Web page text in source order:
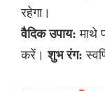
रहेगा।
वैदिक उपाय: माथे
करें।शुभ रंग: